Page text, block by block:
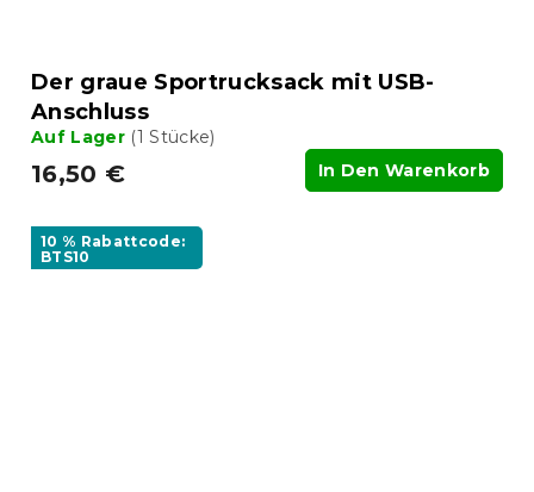
Der graue Sportrucksack mit USB-
Anschluss
Auf Lager (1 Stücke)
16,50 € In Den Warenkorb
10 % Rabattcode:
BTS10